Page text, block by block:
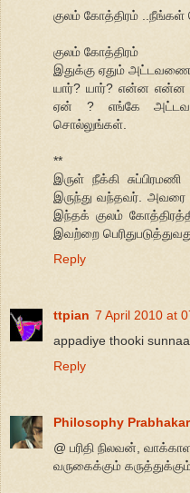
குலம் கோத்திரம்
குலம் கோத்திரம்
இதுக்கு ஏதும்
யார்? யார்? என்ன என்ன
ஏன் ? எங்கே
சொல்லுங்கள்.
**
இருள் நீக்கி
இருந்து வந்தவர். அவரை
இந்தக் குலம்
இவற்றை
Reply
ttpian 7 April 2010 at
appadiye thooki
Reply
Philosophy
@ பரிதி நிலவன்,
வருகைக்கும்